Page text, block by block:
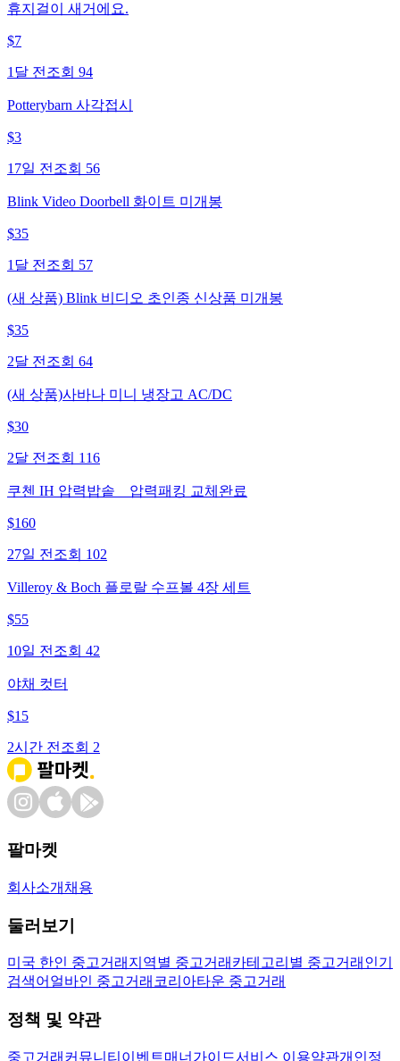
휴지걸이 새거에요.
$7
1달 전 조회 94
Potterybarn 사각접시
$3
17일 전 조회 56
Blink Video Doorbell 화이트 미개봉
$35
1달 전 조회 57
(새 상품) Blink 비디오 초인종 신상품 미개봉
$35
2달 전 조회 64
(새 상품)사바나 미니 냉장고 AC/DC
$30
2달 전 조회 116
쿠첸 IH 압력밥솥 _ 압력패킹 교체완료
$160
27일 전 조회 102
Villeroy & Boch 플로랄 수프볼 4장 세트
$55
10일 전 조회 42
야채 컷터
$15
2시간 전 조회 2
팔마켓
회사소개 채용
둘러보기
미국 한인 중고거래 지역별 중고거래 카테고리별 중고거래 인기
검색어 얼바인 중고거래 코리아타운 중고거래
정책 및 약관
중고거래 커뮤니티 이벤트매너가이드서비스 이용약관개인정